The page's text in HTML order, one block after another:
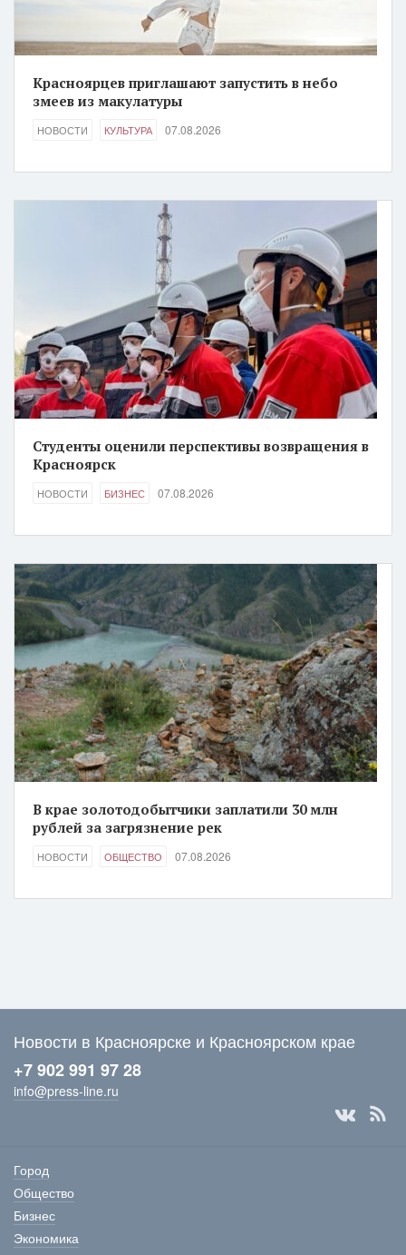
Красноярцев приглашают запустить в небо
змеев из макулатуры
НОВОСТИ КУЛЬТУРА 07.08.2026
Студенты оценили перспективы возвращения в
Красноярск
НОВОСТИ БИЗНЕС 07.08.2026
В крае золотодобытчики заплатили 30 млн
рублей за загрязнение рек
НОВОСТИ ОБЩЕСТВО 07.08.2026
Новости в Красноярске и Красноярском крае
+7 902 991 97 28
info@press-line.ru
Город
Общество
Бизнес
Экономика